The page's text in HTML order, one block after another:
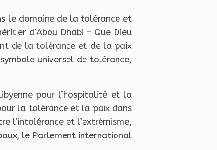
le domaine de la tolérance et
d’Abou Dhabi – Que Dieu
de la tolérance et de la paix
universel de tolérance,
pour l’hospitalité et la
la tolérance et la paix dans
l’intolérance et l’extrémisme,
le Parlement international